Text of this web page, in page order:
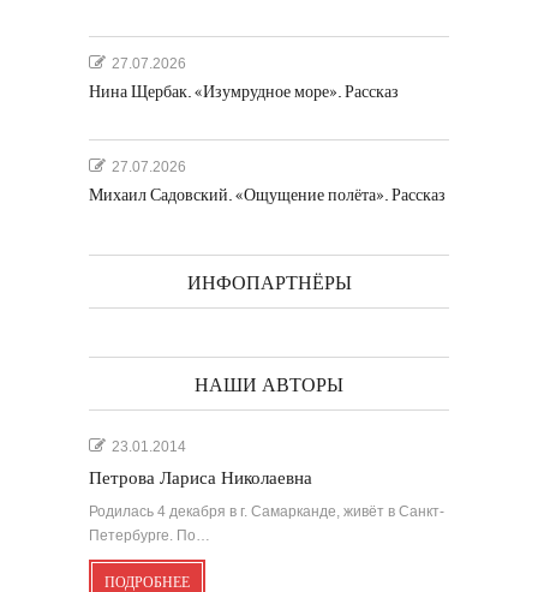
27.07.2026
Нина Щербак. «Изумрудное море». Рассказ
27.07.2026
Михаил Садовский. «Ощущение полёта». Рассказ
ИНФОПАРТНЁРЫ
НАШИ АВТОРЫ
23.01.2014
Петрова Лариса Николаевна
Родилась 4 декабря в г. Самарканде, живёт в Санкт-
Петербурге. По…
ПОДРОБНЕЕ